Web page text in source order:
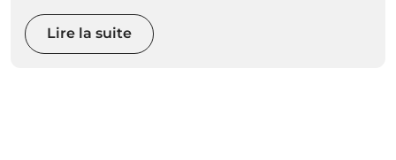
plus calme, ou réveiller votre adrénaline avec
des sports extrêmes.
Lire la suite